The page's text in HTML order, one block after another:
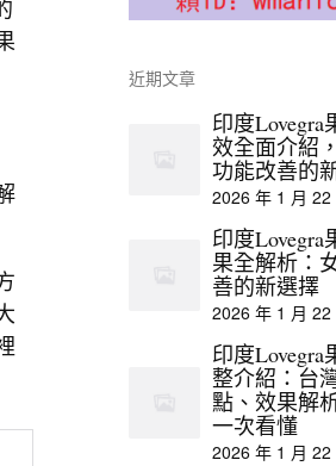
近期文章
印度Lovegra
效全面介紹
功能改善的
2026 年 1 月 22
印度
果全解析：
善的新選擇
2026 年 1 月 22
印度
整介紹：台
點、效果解
一次看懂
2026 年 1 月 22